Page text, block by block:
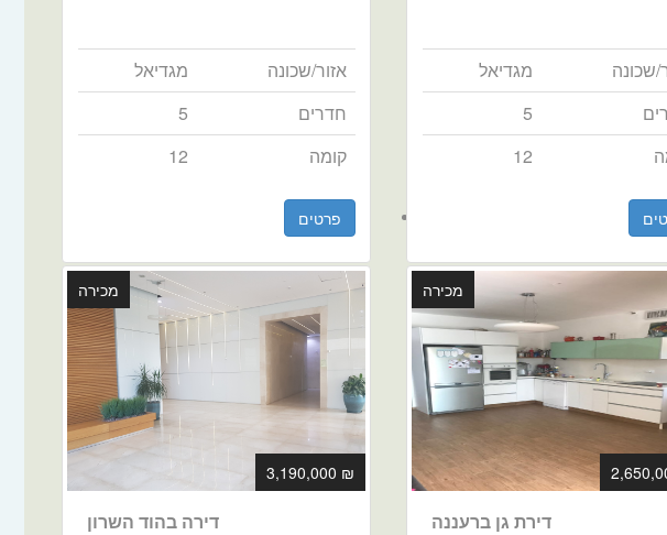
אזור/שכונה
מגדיאל
חדרים
5
קומה
12
פרטים
שכונה
מגדיאל
5
12
₪ 3,190,000
מכירה
דירה בהוד השרון
מכירה
דירת גן ברעננה